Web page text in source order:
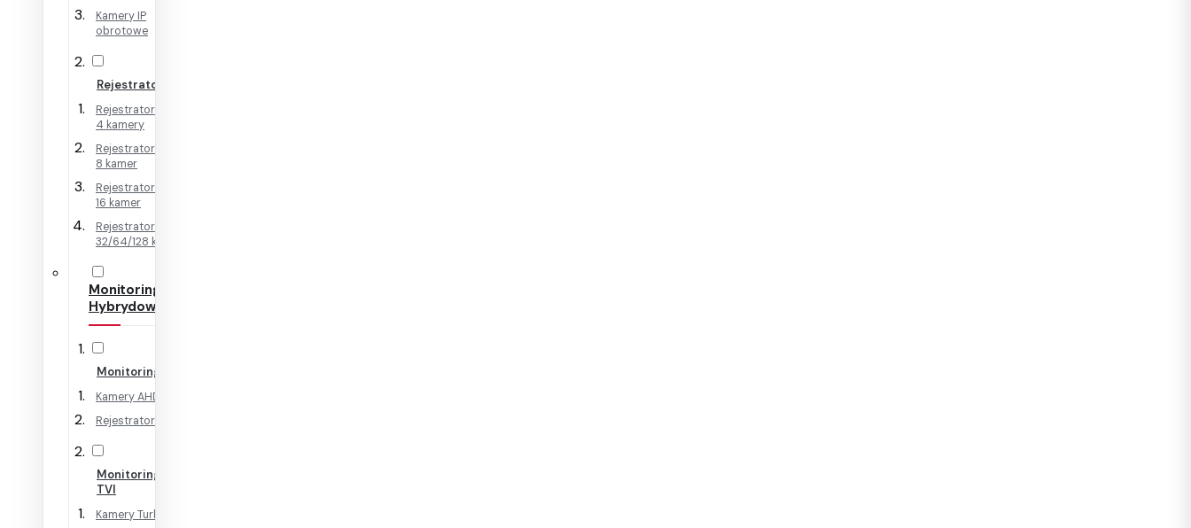
Kamery IP
obrotowe
Rejestratory IP
Rejestratory IP na
4 kamery
Rejestratory IP na
8 kamer
Rejestratory IP na
16 kamer
Rejestratory IP na
32/64/128 kamer
Monitoring
Hybrydowy
Monitoring AHD
Kamery AHD
Rejestratory AHD
Monitoring HD-
TVI
Kamery Turbo HD